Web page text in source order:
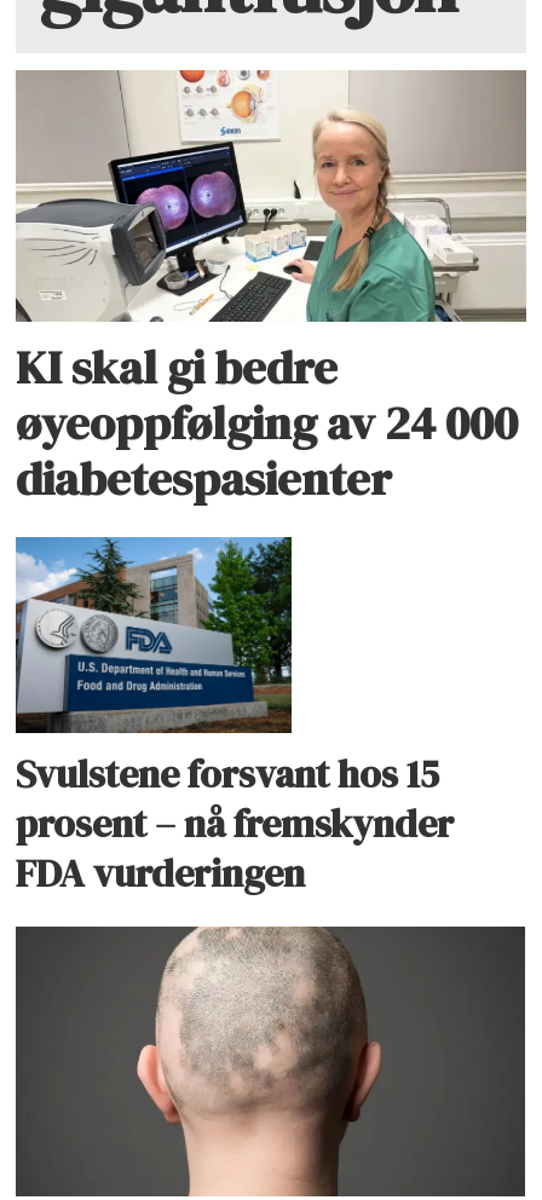
KI skal gi bedre
øyeoppfølging av 24 000
diabetespasienter
Svulstene forsvant hos 15
prosent – nå fremskynder
FDA vurderingen